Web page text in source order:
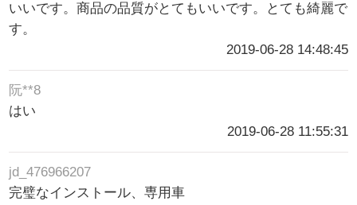
いいです。商品の品質がとてもいいです。とても綺麗で
す。
2019-06-28 14:48:45
阮**8
はい
2019-06-28 11:55:31
jd_476966207
完璧なインストール、専用車